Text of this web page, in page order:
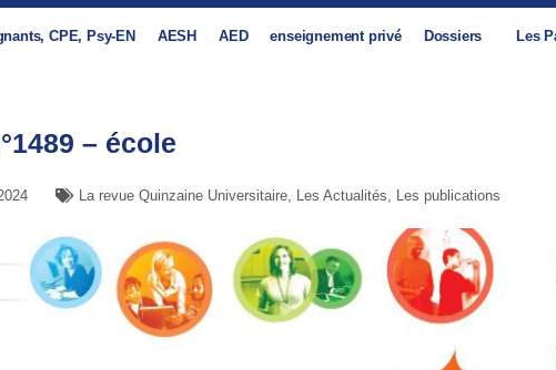
CPE, Psy-EN AESH AED enseignement privé Dossiers Les
– école
La revue Quinzaine Universitaire, Les Actualités, Les publications